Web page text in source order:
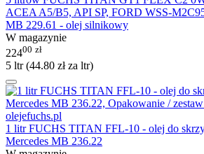
ACEA A5/B5, API SP, FORD WSS-
MB 229.61 - olej silnikowy
W magazynie
22400 zł
5 ltr (44.80 złza ltr)
1 litr FUCHS TITAN FFL-10 - olej do
Mercedes MB 236.22